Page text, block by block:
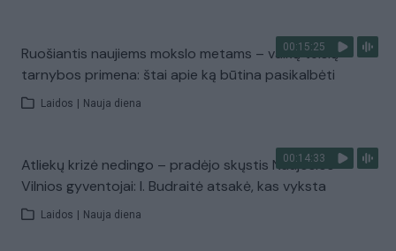
00:15:25
Ruošiantis naujiems mokslo metams – vaikų teisių
tarnybos primena: štai apie ką būtina pasikalbėti
Laidos Nauja diena
00:14:33
Atliekų krizė nedingo – pradėjo skųstis Naujosios
Vilnios gyventojai: I. Budraitė atsakė, kas vyksta
Laidos Nauja diena